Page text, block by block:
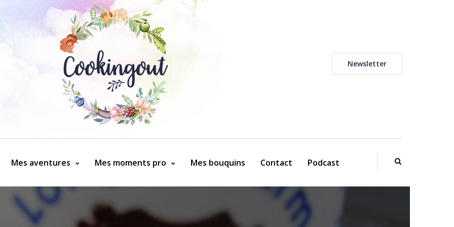
Newsletter
Mes aventures Mes moments pro Mes bouquins Contact Podcast